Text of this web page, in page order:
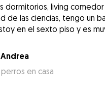
dormitorios, living
de las ciencias, tengo un
en el sexto piso y es
en casa